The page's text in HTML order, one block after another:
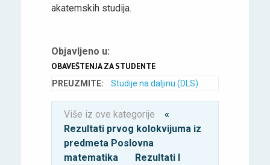
akatemskih studija.
Objavljeno u:
OBAVEŠTENJA ZA STUDENTE
PREUZMITE: Studije na daljinu (DLS)
Više iz ove kategorije
«
Rezultati prvog kolokvijuma iz
predmeta Poslovna
matematika
Rezultati I